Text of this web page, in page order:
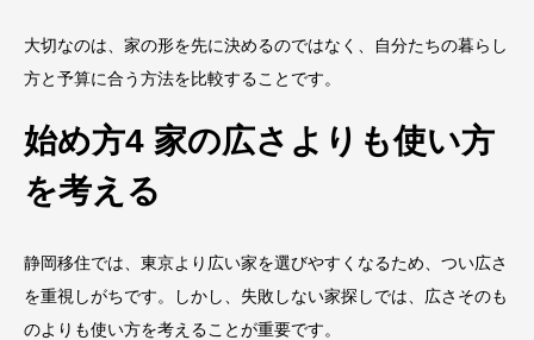
大切なのは、家の形を先に決めるのではなく、自分たちの暮らし
方と予算に合う方法を比較することです。
始め方4 家の広さよりも使い方
を考える
静岡移住では、東京より広い家を選びやすくなるため、つい広さ
を重視しがちです。しかし、失敗しない家探しでは、広さそのも
のよりも使い方を考えることが重要です。